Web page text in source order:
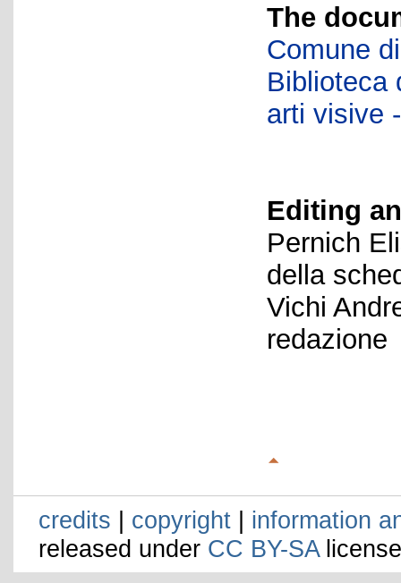
The
Comune
Biblioteca
arti visive
Editing
Pernich
della
Vichi
redazione
credits | copyright | information
released under CC BY-SA